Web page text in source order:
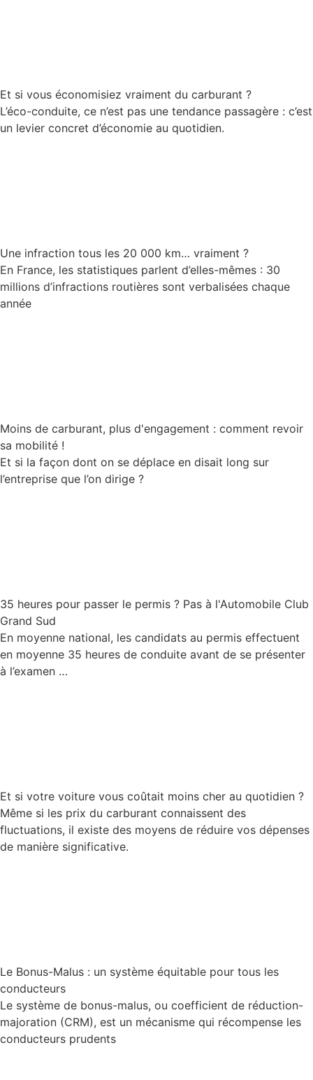
Et si vous économisiez vraiment du carburant ?
L’éco-conduite, ce n’est pas une tendance passagère : c’est
un levier concret d’économie au quotidien.
Une infraction tous les 20 000 km… vraiment ?
En France, les statistiques parlent d’elles-mêmes : 30
millions d’infractions routières sont verbalisées chaque
année
Moins de carburant, plus d'engagement : comment revoir
sa mobilité !
Et si la façon dont on se déplace en disait long sur
l’entreprise que l’on dirige ?
35 heures pour passer le permis ? Pas à l'Automobile Club
Grand Sud
En moyenne national, les candidats au permis effectuent
en moyenne 35 heures de conduite avant de se présenter
à l’examen …
Et si votre voiture vous coûtait moins cher au quotidien ?
Même si les prix du carburant connaissent des
fluctuations, il existe des moyens de réduire vos dépenses
de manière significative.
Le Bonus-Malus : un système équitable pour tous les
conducteurs
Le système de bonus-malus, ou coefficient de réduction-
majoration (CRM), est un mécanisme qui récompense les
conducteurs prudents